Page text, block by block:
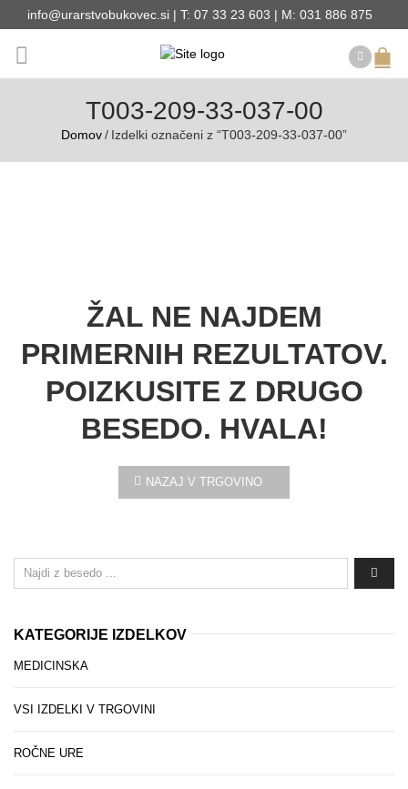
info@urarstvobukovec.si | T: 07 33 23 603 | M: 031 886 875
T003-209-33-037-00
Domov/ Izdelki označeni z “T003-209-33-037-00”
ŽAL NE NAJDEM
PRIMERNIH REZULTATOV.
POIZKUSITE Z DRUGO
BESEDO. HVALA!
NAZAJ V TRGOVINO
KATEGORIJE IZDELKOV
MEDICINSKA
VSI IZDELKI V TRGOVINI
ROČNE URE